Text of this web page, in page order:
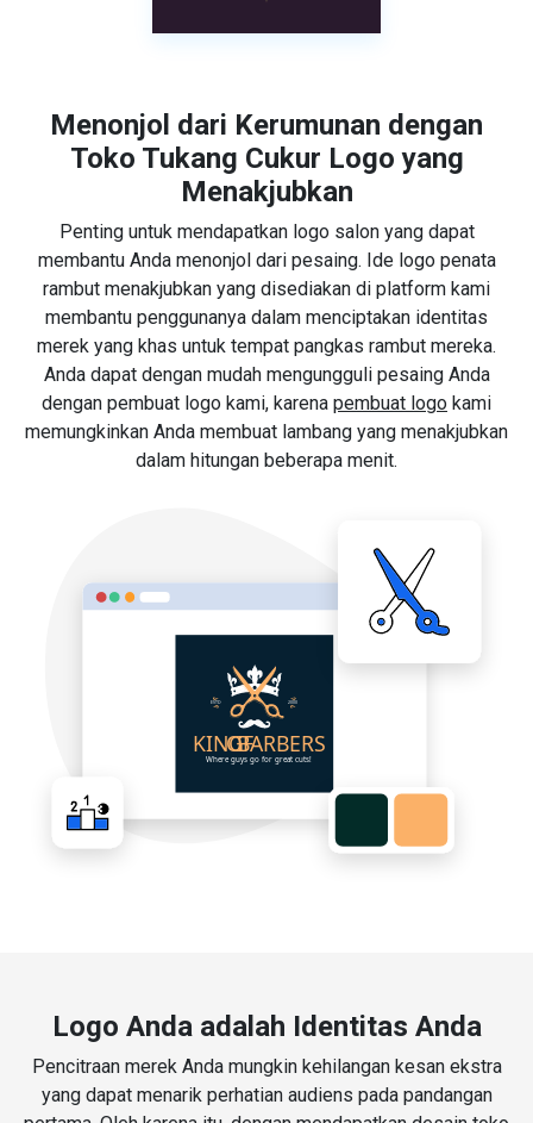
Menonjol dari Kerumunan dengan
Toko Tukang Cukur Logo yang
Menakjubkan
Penting untuk mendapatkan logo salon yang dapat
membantu Anda menonjol dari pesaing. Ide logo penata
rambut menakjubkan yang disediakan di platform kami
membantu penggunanya dalam menciptakan identitas
merek yang khas untuk tempat pangkas rambut mereka.
Anda dapat dengan mudah mengungguli pesaing Anda
dengan pembuat logo kami, karena pembuat logo kami
memungkinkan Anda membuat lambang yang menakjubkan
dalam hitungan beberapa menit.
Logo Anda adalah Identitas Anda
Pencitraan merek Anda mungkin kehilangan kesan ekstra
yang dapat menarik perhatian audiens pada pandangan